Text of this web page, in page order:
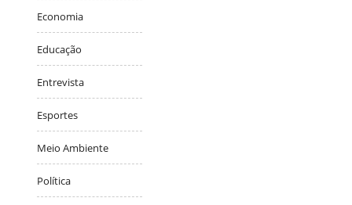
Economia
Educação
Entrevista
Esportes
Meio Ambiente
Política